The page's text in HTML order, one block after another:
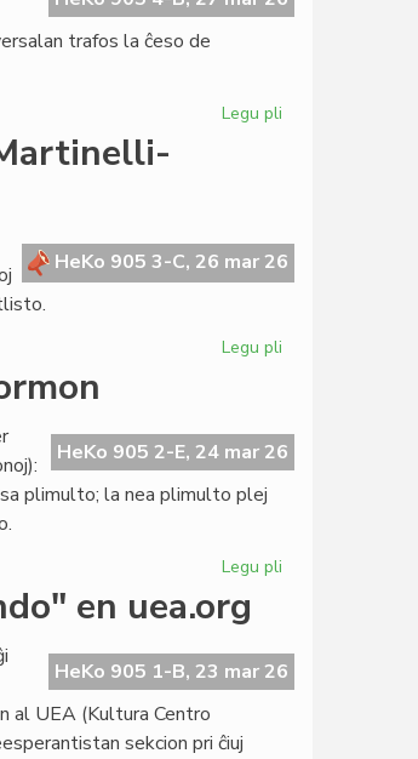
trafos la ĉeso de
Legu pli
pri
la
HeKo 905 3-C, 26 mar 26
Legu pli
leĝopropono
Martinelli-
HeKo 905 2-E, 24 mar 26
plimulto; la nea plimulto plej
Legu pli
ne
ratifis
en uea.org
HeKo 905 1-B, 23 mar 26
al UEA (Kultura Centro
sekcion pri ĉiuj